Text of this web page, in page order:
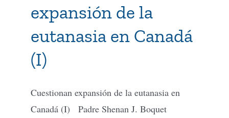
expansión de la
eutanasia en Canadá
(I)
Cuestionan expansión de la eutanasia en
Canadá (I) Padre Shenan J. Boquet